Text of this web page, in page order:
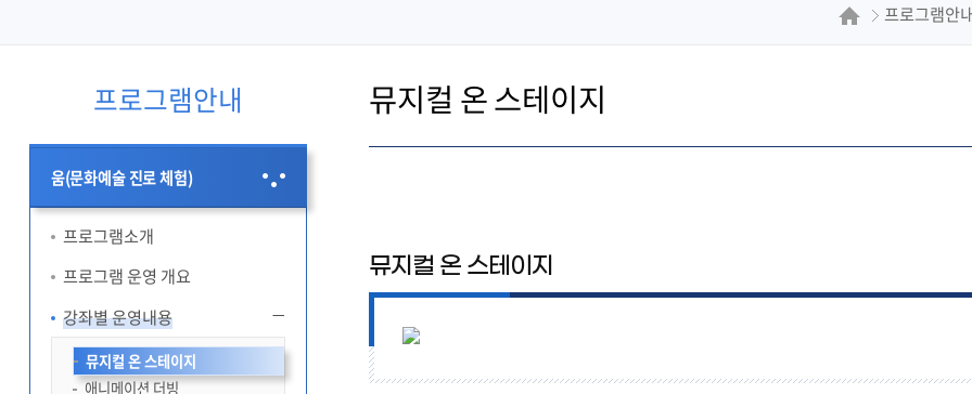
프로그램안내
움(문화예술 진로 체험)
프로그램소개
프로그램 운영 개요
강좌별 운영내용
뮤지컬 온 스테이지
애니메이션 더빙
뮤지컬 온 스테이지
프로그램안
뮤지컬 온 스테이지